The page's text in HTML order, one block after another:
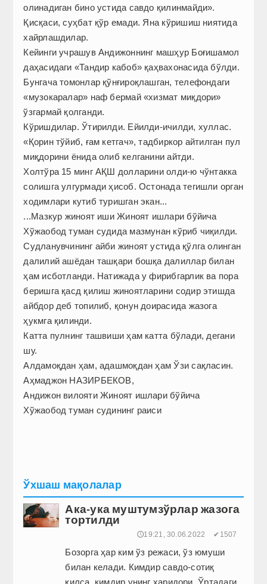
олинадиган бино устида савдо қилинмайди».
Қисқаси, суҳбат қўр емади. Яна кўришиш ниятида
хайрлашдилар.
Кейинги учрашув Андижоннинг машҳур Боғишамол
даҳасидаги «Тандир кабоб» қаҳвахонасида бўлди.
Бунгача томонлар қўнғироқлашган, телефондаги
«музокаралар» наф бермай «хизмат миқдори»
ўзгармай қолганди.
Кўришдилар. Ўтирилди. Ейилди-ичилди, хуллас.
«Қорин тўйиб, ғам кетгач», тадбиркор айтилган пул
миқдорини ёнида олиб келганини айтди.
Холтўра 15 минг АҚШ долларини олди-ю чўнтакка
солишга улгурмади ҳисоб. Остонада тегишли орган
ходимлари кутиб туришган экан...
...Мазкур жиноят иши Жиноят ишлари бўйича
Хўжаобод туман судида мазмунан кўриб чиқилди.
Судланувчининг айби жиноят устида қўлга олинган
далилий ашёдан ташқари бошқа далиллар билан
ҳам исботланди. Натижада у фирибгарлик ва пора
беришга қасд қилиш жиноятларини содир этишда
айбдор деб топилиб, қонун доирасида жазога
ҳукмга қилинди.
Катта пулнинг ташвиши ҳам катта бўлади, дегани
шу.
Алдамоқдан ҳам, адашмоқдан ҳам Ўзи сақласин.
Аҳмаджон НАЗИРБЕКОВ,
Андижон вилояти Жиноят ишлари бўйича
Хўжаобод туман судининг раиси
Ўхшаш мақолалар
Ака-ука муштумзўрлар жазога
тортилди
🕔19:21, 30.06.2022 ✔1507
Бозорга ҳар ким ўз режаси, ўз юмуши
билан келади. Кимдир савдо-сотиқ
қилса, кимдир унинг харидори. Ўртадаги